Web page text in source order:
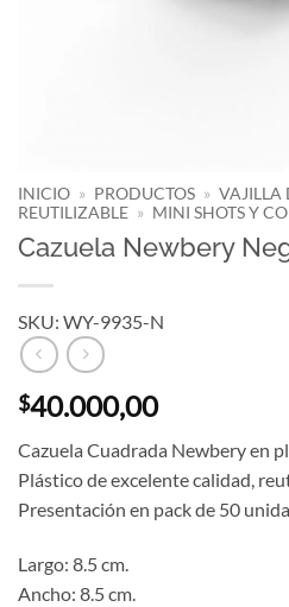
INICIO » PRODUCTOS » VAJILLA
REUTILIZABLE » MINI SHOTS Y
Cazuela Newbery
SKU: WY-9935-N
$40.000,00
Cazuela Cuadrada Newbery en
Plástico de excelente calidad,
Presentación en pack de 50
Largo: 8.5 cm.
Ancho: 8.5 cm.